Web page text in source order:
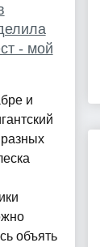
- мой
и
объять